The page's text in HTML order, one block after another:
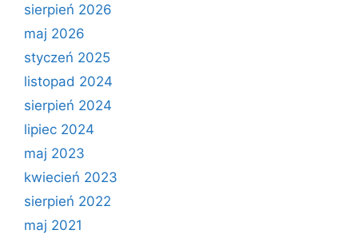
sierpień 2026
maj 2026
styczeń 2025
listopad 2024
sierpień 2024
lipiec 2024
maj 2023
kwiecień 2023
sierpień 2022
maj 2021